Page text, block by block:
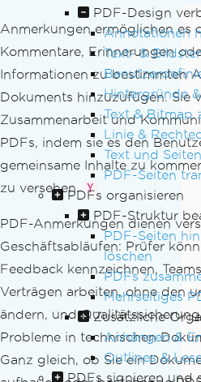
PDF-Design
Annotationen
Text- &
Hintergründe
Text & Bitmap
Linie &
Text und
PDF-Seiten
PDFs organisieren
PDF-Struktur
PDF-Seiten
löschen
PDFs
Mehrseitiges
Zusätzliche
Anhängen &
Outlines &
PDFs signieren und
Anmerkungen ermöglichen es
Kommentare, Erinnerungen
Informationen zu bestimmten
Dokuments hinzuzufügen. Sie
Zusammenarbeit und
PDFs, indem sie es den
gemeinsame Inhalte zu
zu versehen. Y
PDF-Anmerkungen dienen
Geschäftsabläufen: Prüfer
Feedback kennzeichnen,
Verträgen arbeiten, ohne den
ändern, und
Probleme in technischen
Ganz gleich, ob Sie ein